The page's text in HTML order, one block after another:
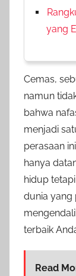
yang
Cemas,
namun
bahwa
menjadi
perasaan
hanya
hidup
dunia yang
terbaik
Read